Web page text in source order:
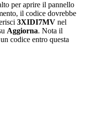
per aprire il pannello
il codice dovrebbe
3XIDI7MV nel
Aggiorna. Nota il
codice entro questa